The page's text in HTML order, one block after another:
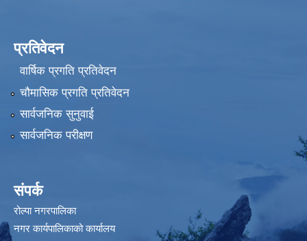
प्रतिवेदन
वार्षिक प्रगति प्रतिवेदन
चौमासिक प्रगति प्रतिवेदन
सार्वजनिक सुनुवाई
सार्वजनिक परीक्षण
संपर्क
रोल्पा नगरपालिका
नगर कार्यपालिकाको कार्यालय